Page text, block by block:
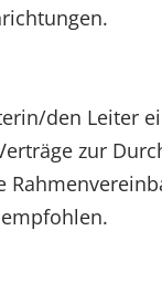
den Leiter
zur